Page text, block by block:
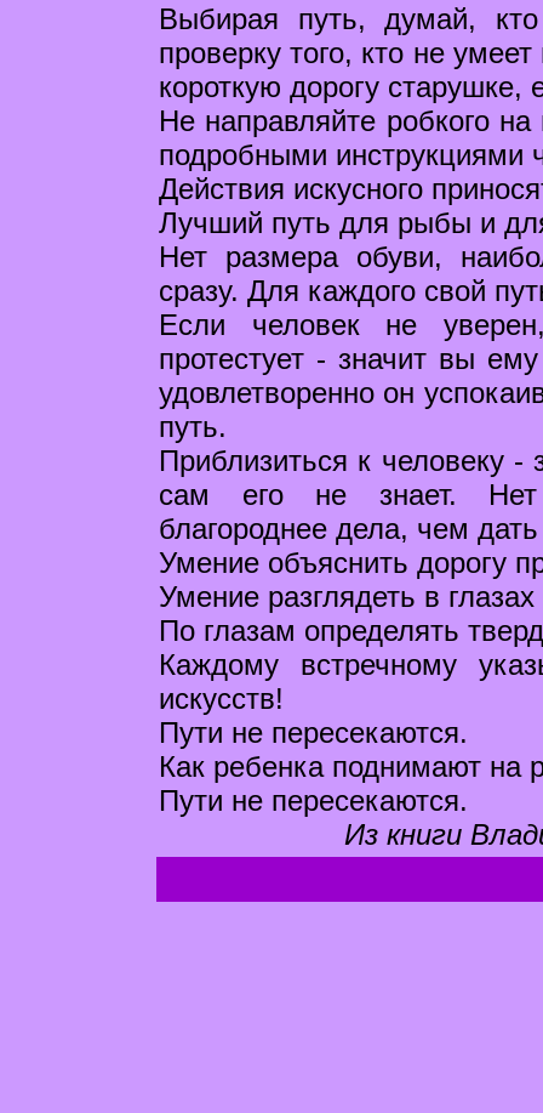
Выбирая путь, думай,
проверку того, кто не
короткую дорогу старушке,
Не направляйте робкого
подробными инструкциями
Действия искусного
Лучший путь для рыбы и
Нет размера обуви,
сразу. Для каждого свой
Если человек не
протестует - значит вы
удовлетворенно он
путь.
Приблизиться к человеку -
сам его не знает. Нет
благороднее дела, чем
Умение объяснить дорогу
Умение разглядеть в
По глазам определять
Каждому встречному
искусств!
Пути не пересекаются.
Как ребенка поднимают на
Пути не пересекаются.
Из книги